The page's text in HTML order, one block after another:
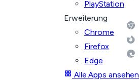
PlayStation
Erweiterung
Chrome
Firefox
Edge
Alle Apps ansehen